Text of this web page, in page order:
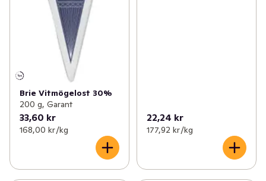
Brie Vitmögelost 30%
200 g, Garant
33,60 kr
168,00 kr /kg
22,24 kr
177,92 kr /kg